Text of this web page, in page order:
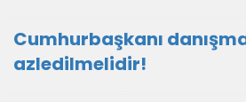
Cumhurbaşkanı
azledilmelidir!